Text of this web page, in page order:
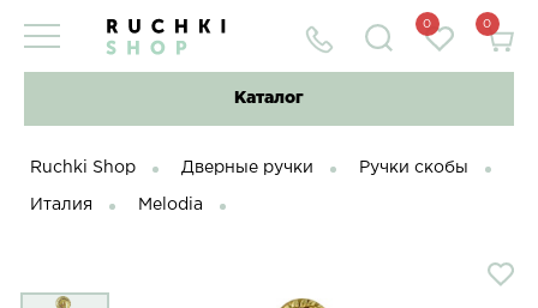
0 0
Каталог
Ruchki Shop Дверные ручки Ручки скобы
Италия Melodia